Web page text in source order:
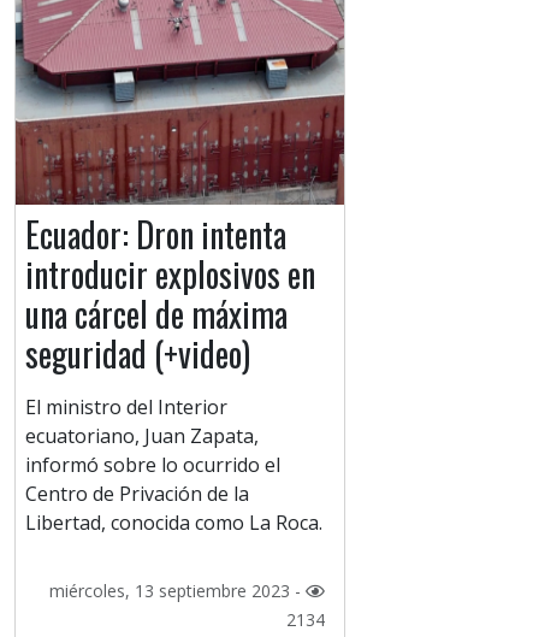
Ecuador: Dron intenta
introducir explosivos en
una cárcel de máxima
seguridad (+video)
El ministro del Interior
ecuatoriano, Juan Zapata,
informó sobre lo ocurrido el
Centro de Privación de la
Libertad, conocida como La Roca.
miércoles, 13 septiembre 2023 -
2134